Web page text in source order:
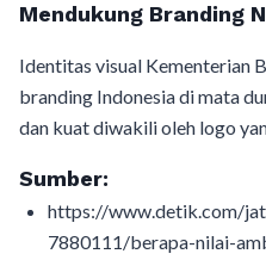
Mendukung Branding
Identitas visual Kementerian
branding Indonesia di mata
dan kuat diwakili oleh logo
Sumber:
https://www.detik.com/
7880111/berapa-nilai-